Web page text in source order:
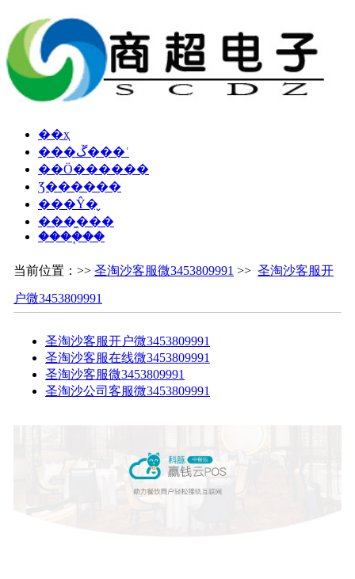
��ҳ
���ڱ���ʿ
��Ӧ������
Ʒ������
���Ŷ�̬
���̼���
����֧��
当前位置：>> 圣淘沙客服微3453809991 >> 圣淘沙客服开
户微3453809991
圣淘沙客服开户微3453809991
圣淘沙客服在线微3453809991
圣淘沙客服微3453809991
圣淘沙公司客服微3453809991